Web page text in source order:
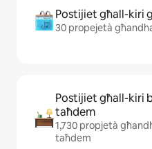
Postijiet għall-kiri
30 propejetà
Postijiet għall-kiri
taħdem
1,730 propjetà
taħdem